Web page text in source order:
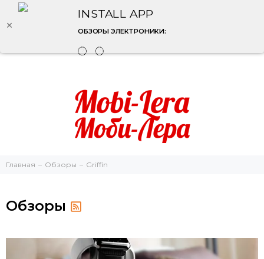
INSTALL APP
ОБЗОРЫ ЭЛЕКТРОНИКИ:
Главная Обзоры Griffin
Обзоры